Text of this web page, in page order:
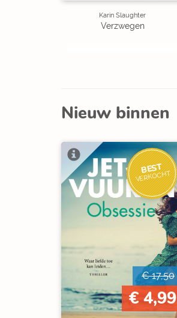
Karin Slaughter
Verzwegen
Nieuw binnen
BEST
VERKOCHT
€ 17,50
€ 4,99